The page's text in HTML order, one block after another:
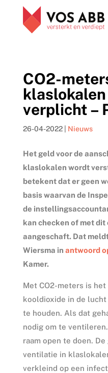
CO2-
verplicht –
26-04-2022| Nieuws
Het geld voor de
klaslokalen wordt
betekent dat er geen
basis waarvan de
de
kan checken of met
aangeschaft. Dat
Wiersma in antwoord
Kamer.
Met CO2-meters is
kooldioxide in de
te houden. Als dat
nodig om te
raam open te doen.
ventilatie in
verkleind op een